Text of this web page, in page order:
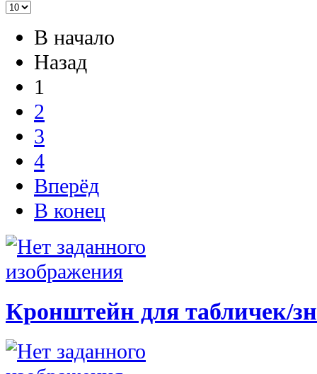
В начало
Назад
1
2
3
4
Вперёд
В конец
Кронштейн для табличек/